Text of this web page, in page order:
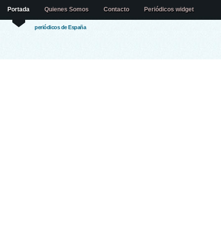
periódicos de España
Portada Quienes Somos Contacto Periódicos widget